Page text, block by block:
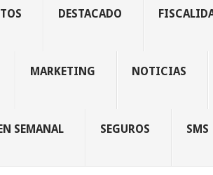
DESTACADO
MARKETING NOTICIAS
SEMANAL SEGUROS SMS